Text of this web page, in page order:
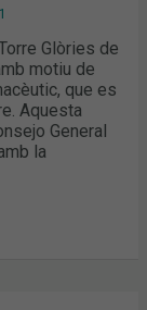
Glòries de
motiu de
que es
Aquesta
General
la